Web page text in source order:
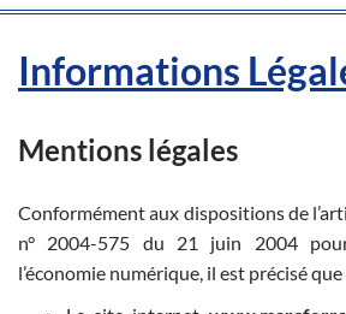
Informations
Mentions légales
Conformément aux dispositions de
n° 2004-575 du 21 juin 2004
l’économie numérique, il est précisé que